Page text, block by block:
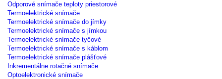
Odporové snímače teploty priestorové
Termoelektrické snímače
Termoelektrické snímače do jímky
Termoelektrické snímače s jímkou
Termoelektrické snímače tyčové
Termoelektrické snímače s káblom
Termoelektrické snímače plášťové
Inkrementálne rotačné snímače
Optoelektronické snímače